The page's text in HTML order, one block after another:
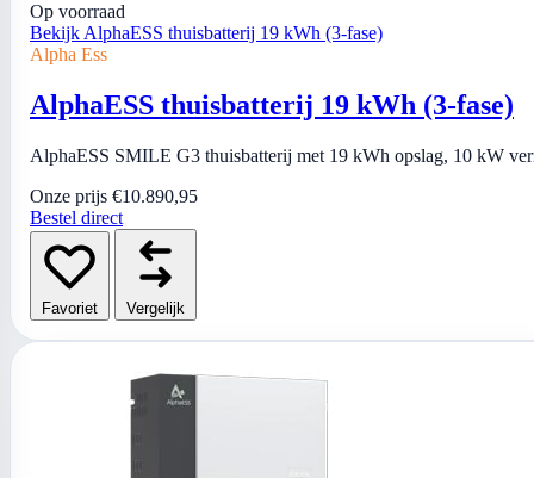
Op voorraad
Bekijk AlphaESS thuisbatterij 19 kWh (3-fase)
Alpha Ess
AlphaESS thuisbatterij 19 kWh (3-fase)
AlphaESS SMILE G3 thuisbatterij met 19 kWh opslag, 10 kW
Onze prijs €10.890,95
Bestel direct
Favoriet Vergelijk